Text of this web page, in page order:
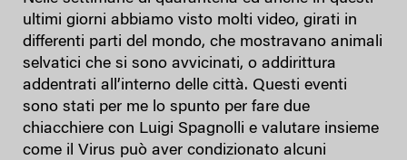
ultimi giorni abbiamo visto molti video, girati in
differenti parti del mondo, che mostravano animali
selvatici che si sono avvicinati, o addirittura
addentrati all’interno delle città. Questi eventi
sono stati per me lo spunto per fare due
chiacchiere con Luigi Spagnolli e valutare insieme
come il Virus può aver condizionato alcuni